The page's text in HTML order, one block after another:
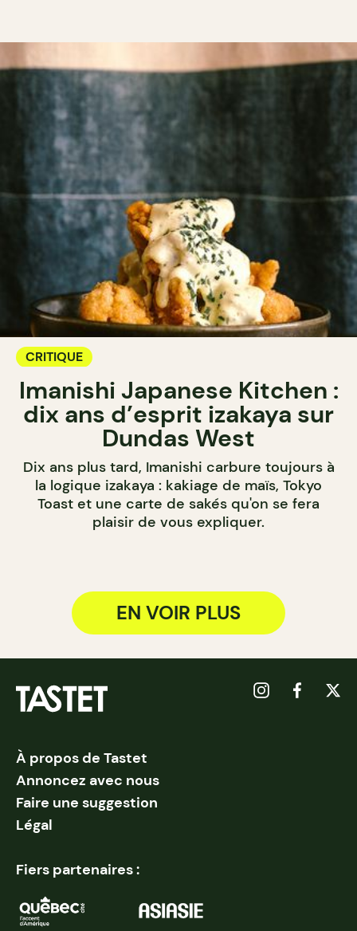
CRITIQUE
Imanishi Japanese Kitchen :
dix ans d’esprit izakaya sur
Dundas West
Dix ans plus tard, Imanishi carbure toujours à
la logique izakaya : kakiage de maïs, Tokyo
Toast et une carte de sakés qu'on se fera
plaisir de vous expliquer.
EN VOIR PLUS
À propos de Tastet
Annoncez avec nous
Faire une suggestion
Légal
Fiers partenaires :